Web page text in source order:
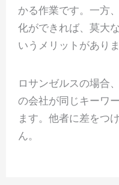
かる作業です。一方
化ができれば、莫大
いうメリットがありま
ロサンゼルスの場合
の会社が同じキーワ
ます。他者に差をつ
ん。